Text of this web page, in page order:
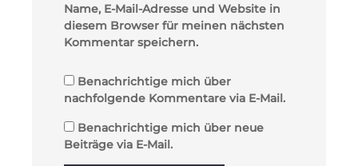
Name, E-Mail-Adresse und Website in
diesem Browser für meinen nächsten
Kommentar speichern.
Benachrichtige mich über
nachfolgende Kommentare via E-Mail.
Benachrichtige mich über neue
Beiträge via E-Mail.